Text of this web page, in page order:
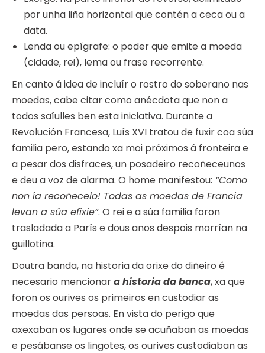
por unha liña horizontal que contén a ceca ou a
data.
Lenda ou epígrafe: o poder que emite a moeda
(cidade, rei), lema ou frase recorrente.
En canto á idea de incluír o rostro do soberano nas
moedas, cabe citar como anécdota que non a
todos saíulles ben esta iniciativa. Durante a
Revolución Francesa, Luís XVI tratou de fuxir coa súa
familia pero, estando xa moi próximos á fronteira e
a pesar dos disfraces, un posadeiro recoñeceunos
e deu a voz de alarma. O home manifestou: “Como
non ía recoñecelo! Todas as moedas de Francia
levan a súa efixie”. O rei e a súa familia foron
trasladada a París e dous anos despois morrían na
guillotina.
Doutra banda, na historia da orixe do diñeiro é
necesario mencionara historia da banca, xa que
foron os ourives os primeiros en custodiar as
moedas das persoas. En vista do perigo que
axexaban os lugares onde se acuñaban as moedas
e pesábanse os lingotes, os ourives custodiaban as